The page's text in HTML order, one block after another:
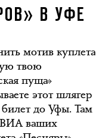
В УФЕ
мотив куплета
твою
пуща»
этот шлягер
билет до Уфы. Там
ВИА ваших